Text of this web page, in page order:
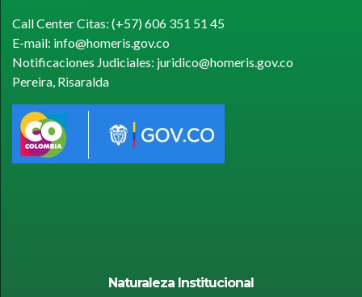
Call Center Citas: (+57) 606 351 51 45
E-mail: info@homeris.gov.co
Notificaciones Judiciales: juridico@homeris.gov.co
Pereira, Risaralda
Naturaleza Institucional